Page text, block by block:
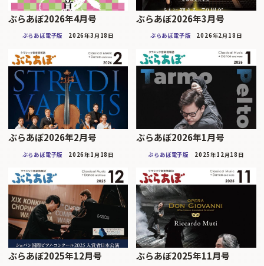
ぶらあぼ2026年4月号
ぶらあぼ電子版 2026年3月18日
ぶらあぼ2026年3月号
ぶらあぼ電子版 2026年2月18日
ぶらあぼ2026年2月号
ぶらあぼ電子版 2026年1月18日
ぶらあぼ2026年1月号
ぶらあぼ電子版 2025年12月18日
ぶらあぼ2025年12月号 ぶらあぼ2025年11月号